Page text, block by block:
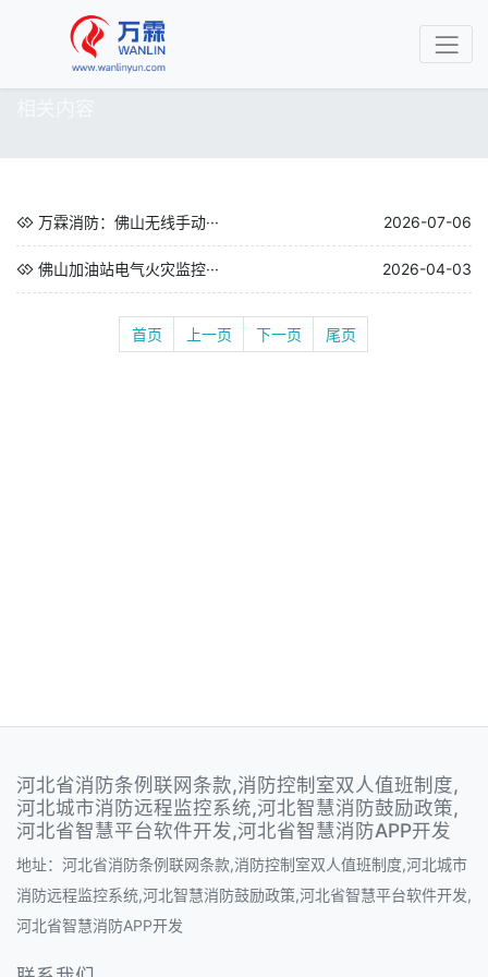
万霖消防：佛山无线手动··· 2026-07-06
佛山加油站电气火灾监控··· 2026-04-03
首页 上一页 下一页 尾页
河北省消防条例联网条款,消防控制室双人值班制度,
河北城市消防远程监控系统,河北智慧消防鼓励政策,
河北省智慧平台软件开发,河北省智慧消防APP开发
地址：河北省消防条例联网条款,消防控制室双人值班制度,河北城市
消防远程监控系统,河北智慧消防鼓励政策,河北省智慧平台软件开发,
河北省智慧消防APP开发